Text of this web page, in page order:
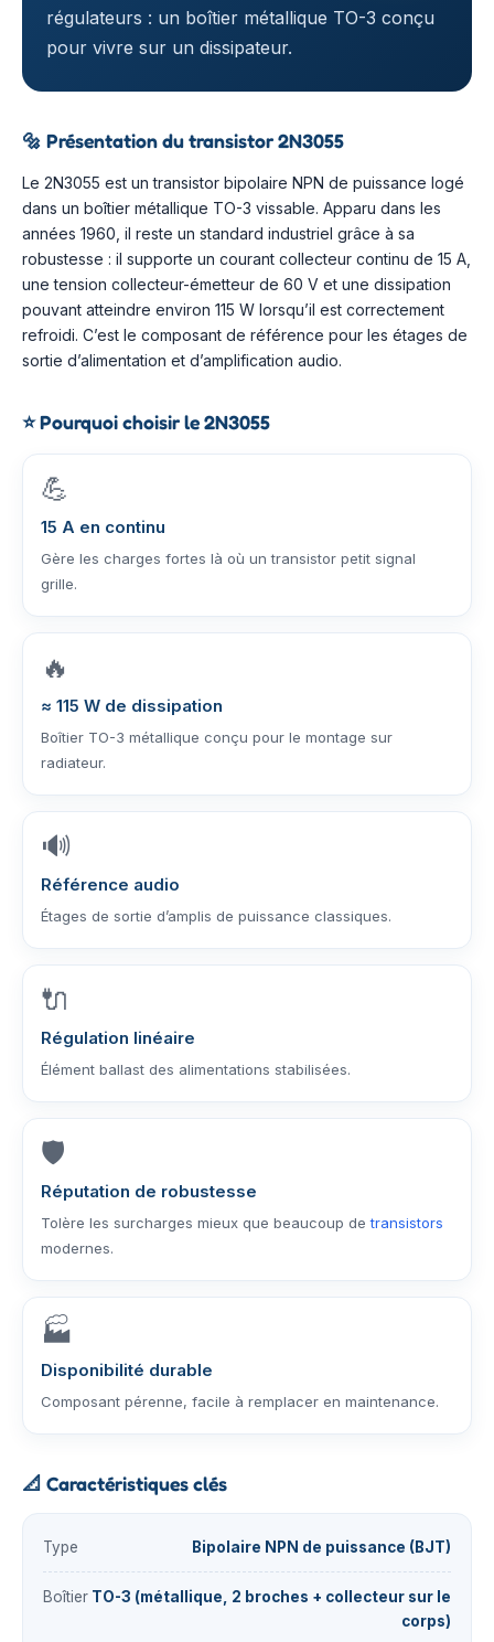
régulateurs : un boîtier métallique TO-3 conçu
pour vivre sur un dissipateur.
🔩 Présentation du transistor 2N3055
Le 2N3055 est un transistor bipolaire NPN de puissance logé
dans un boîtier métallique TO-3 vissable. Apparu dans les
années 1960, il reste un standard industriel grâce à sa
robustesse : il supporte un courant collecteur continu de 15 A,
une tension collecteur-émetteur de 60 V et une dissipation
pouvant atteindre environ 115 W lorsqu’il est correctement
refroidi. C’est le composant de référence pour les étages de
sortie d’alimentation et d’amplification audio.
⭐Pourquoi choisir le 2N3055
💪
15 A en continu
Gère les charges fortes là où un transistor petit signal
grille.
🔥
≈ 115 W de dissipation
Boîtier TO-3 métallique conçu pour le montage sur
radiateur.
🔊
Référence audio
Étages de sortie d’amplis de puissance classiques.
🔌
Régulation linéaire
Élément ballast des alimentations stabilisées.
🛡️
Réputation de robustesse
Tolère les surcharges mieux que beaucoup detransistors
modernes.
🏭
Disponibilité durable
Composant pérenne, facile à remplacer en maintenance.
📐 Caractéristiques clés
Type Bipolaire NPN de puissance (BJT)
Boîtier TO-3 (métallique, 2 broches + collecteur sur le
corps)